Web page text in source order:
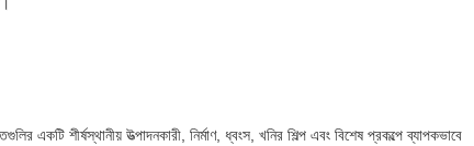
একটি শীর্ষস্থানীয় উত্পাদনকারী, নির্মাণ, ধ্বংস, খনির শিল্প এবং বিশেষ প্রকল্পে ব্যাপকভাবে